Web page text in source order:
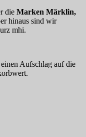
die Marken Märklin,
hinaus sind wir
mhi.
Aufschlag auf die